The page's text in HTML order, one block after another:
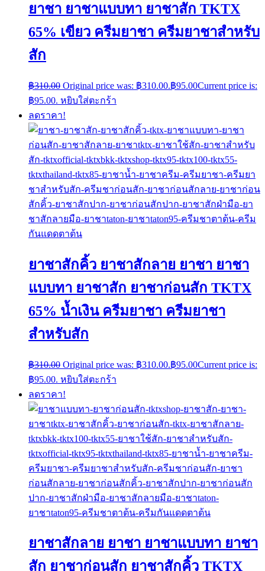
ยาชา ยาชาแบบทา ยาชาสัก TKTX
65% เขียว ครีมยาชา ครีมยาชาสำหรับ
สัก
฿310.00 Original price was: ฿310.00.฿95.00Current price is:
฿95.00. หยิบใส่ตะกร้า
ลดราคา!
ยาชาสักคิ้ว ยาชาสักลาย ยาชา ยาชา
แบบทา ยาชาสัก ยาชาก่อนสัก TKTX
65% น้ำเงิน ครีมยาชา ครีมยาชา
สำหรับสัก
฿310.00 Original price was: ฿310.00.฿95.00Current price is:
฿95.00. หยิบใส่ตะกร้า
ลดราคา!
ยาชาสักลาย ยาชา ยาชาแบบทา ยาชา
สัก ยาชาก่อนสัก ยาชาสักคิ้ว TKTX